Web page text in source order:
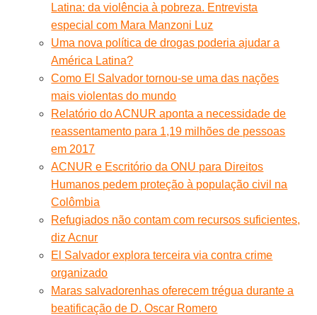
Latina: da violência à pobreza. Entrevista
especial com Mara Manzoni Luz
Uma nova política de drogas poderia ajudar a
América Latina?
Como El Salvador tornou-se uma das nações
mais violentas do mundo
Relatório do ACNUR aponta a necessidade de
reassentamento para 1,19 milhões de pessoas
em 2017
ACNUR e Escritório da ONU para Direitos
Humanos pedem proteção à população civil na
Colômbia
Refugiados não contam com recursos suficientes,
diz Acnur
El Salvador explora terceira via contra crime
organizado
Maras salvadorenhas oferecem trégua durante a
beatificação de D. Oscar Romero